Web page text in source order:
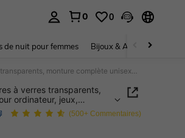
0 0
de nuit pour femmes Bijoux & Accessoires pour
1/2/3pcs Lunettes rétro légères à verres transparents, monture complète unisexe pour ordinateur, jeux, télévision et port décontracté
à verres transparents,
ordinateur, jeux,
(500+ Commentaires)